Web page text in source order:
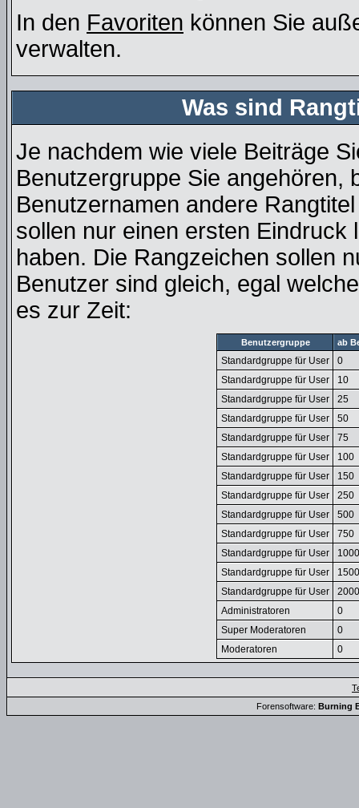
In den Favoriten können Sie
verwalten.
Was sind
Je nachdem wie viele Beiträge
Benutzergruppe Sie angehören,
Benutzernamen andere
sollen nur einen ersten
haben. Die Rangzeichen sollen
Benutzer sind gleich, egal
es zur Zeit:
Benutzergruppe ab
Standardgruppe für User
0
Standardgruppe für User
10
Standardgruppe für User
25
Standardgruppe für User
50
Standardgruppe für User
75
Standardgruppe für User
100
Standardgruppe für User
150
Standardgruppe für User
250
Standardgruppe für User
500
Standardgruppe für User
750
Standardgruppe für User
1000
Standardgruppe für User
1500
Standardgruppe für User
2000
Administratoren
0
Super Moderatoren
0
Moderatoren
0
Forensoftware: Burning